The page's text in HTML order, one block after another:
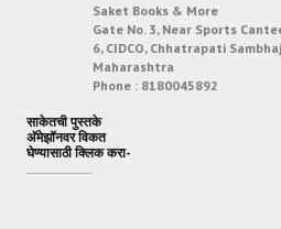
Saket Books & More
Gate No. 3, Near Sports
6, CIDCO, Chhatrapati
Maharashtra
Phone : 8180045892
साकेतची पुस्तके
अ‍ॅमेझॉनवर विकत
घेण्यासाठी क्लिक करा-